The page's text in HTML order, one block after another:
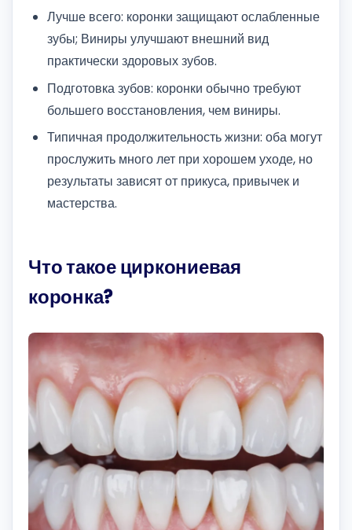
Лучше всего: коронки защищают ослабленные
зубы; Виниры улучшают внешний вид
практически здоровых зубов.
Подготовка зубов: коронки обычно требуют
большего восстановления, чем виниры.
Типичная продолжительность жизни: оба могут
прослужить много лет при хорошем уходе, но
результаты зависят от прикуса, привычек и
мастерства.
Что такое циркониевая
коронка?